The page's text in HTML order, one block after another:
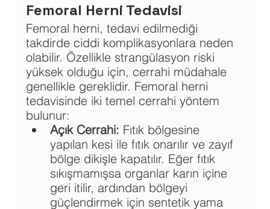
Femoral Herni Tedavisi
Femoral herni, tedavi edilmediği
takdirde ciddi komplikasyonlara neden
olabilir. Özellikle strangülasyon riski
yüksek olduğu için, cerrahi müdahale
genellikle gereklidir. Femoral herni
tedavisinde iki temel cerrahi yöntem
bulunur:
Açık Cerrahi: Fıtık bölgesine
yapılan kesi ile fıtık onarılır ve zayıf
bölge dikişle kapatılır. Eğer fıtık
sıkışmamışsa organlar karın içine
geri itilir, ardından bölgeyi
güçlendirmek için sentetik yama